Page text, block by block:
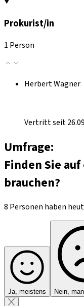
Prokurist/in
1 Person
Herbert Wagner
Vertritt seit
Umfrage:
Finden Sie
brauchen?
8 Personen haben
Ja, meistens Nein,